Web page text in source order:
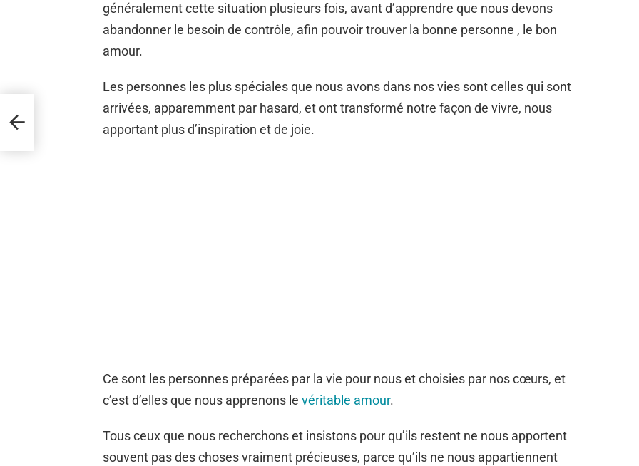
généralement cette situation plusieurs fois, avant d’apprendre que nous devons
abandonner le besoin de contrôle, afin pouvoir trouver la bonne personne , le bon
amour.
Les personnes les plus spéciales que nous avons dans nos vies sont celles qui sont
arrivées, apparemment par hasard, et ont transformé notre façon de vivre, nous
apportant plus d’inspiration et de joie.
Ce sont les personnes préparées par la vie pour nous et choisies par nos cœurs, et
c’est d’elles que nous apprenons le véritable amour.
Tous ceux que nous recherchons et insistons pour qu’ils restent ne nous apportent
souvent pas des choses vraiment précieuses, parce qu’ils ne nous appartiennent